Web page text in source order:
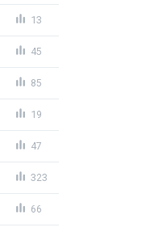
13
45
85
19
47
323
66